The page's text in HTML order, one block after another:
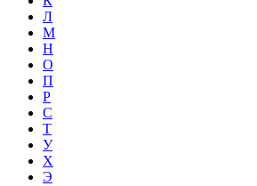
Л
М
Н
О
П
Р
С
Т
У
Х
Э